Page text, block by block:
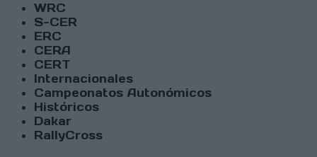
WRC
S-CER
ERC
CERA
CERT
Internacionales
Campeonatos Autonómicos
Históricos
Dakar
RallyCross